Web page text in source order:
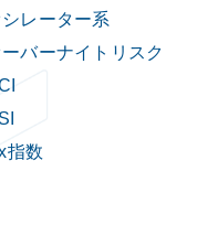
シレーター系
ーバーナイトリスク
指数